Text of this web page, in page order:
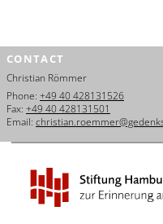
CONTACT
Christian Römmer
Phone: +49 40 428131526
Fax: +49 40 428131501
Email: